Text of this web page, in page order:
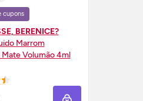
cupons
BERENICE?
Marrom
Damascoli Mate Volumão 4ml
AGORA ❯